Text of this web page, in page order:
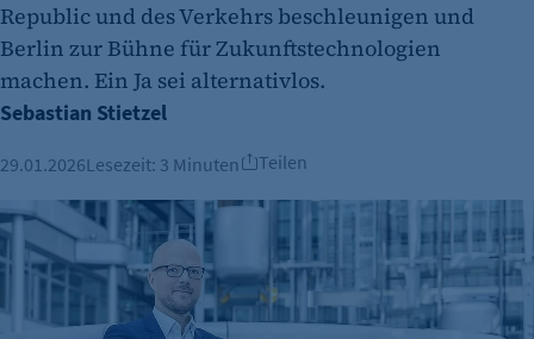
Republic und des Verkehrs beschleunigen und
Berlin zur Bühne für Zukunftstechnologien
machen. Ein Ja sei alternativlos.
Sebastian Stietzel
29.01.2026Lesezeit: 3 Minuten Teilen